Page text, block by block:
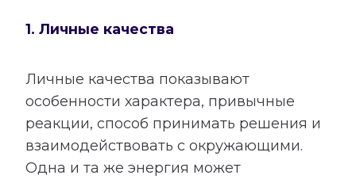
1. Личные качества
Личные качества показывают
особенности характера, привычные
реакции, способ принимать решения и
взаимодействовать с окружающими.
Одна и та же энергия может